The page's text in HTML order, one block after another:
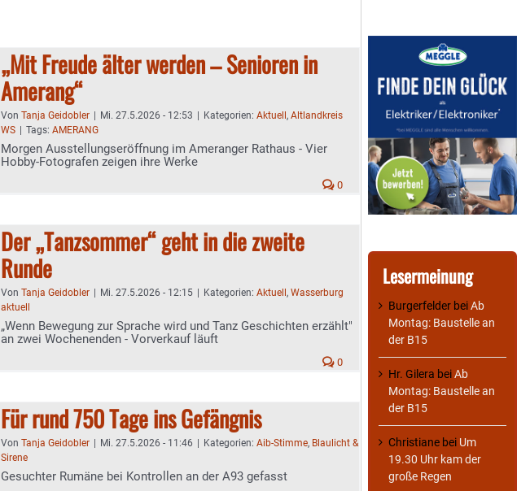
„Mit Freude älter werden – Senioren in
Amerang“
Von Tanja Geidobler Mi. 27.5.2026 - 12:53 Kategorien: Aktuell , Altlandkreis
WS
Tags: AMERANG
Morgen Ausstellungseröffnung im Ameranger Rathaus - Vier
Hobby-Fotografen zeigen ihre Werke
0
Der „Tanzsommer“ geht in die zweite
Runde
Von Tanja Geidobler Mi. 27.5.2026 - 12:15 Kategorien: Aktuell , Wasserburg
aktuell
„Wenn Bewegung zur Sprache wird und Tanz Geschichten erzählt"
an zwei Wochenenden - Vorverkauf läuft
0
Für rund 750 Tage ins Gefängnis
Von Tanja Geidobler Mi. 27.5.2026 - 11:46 Kategorien: Aib-Stimme, Blaulicht &
Sirene
Gesuchter Rumäne bei Kontrollen an der A93 gefasst
Lesermeinung
Burgerfelder beiAb
Montag: Baustelle an
der B15
Hr. Gilera beiAb
Montag: Baustelle an
der B15
Christiane bei Um
19.30 Uhr kam der
große Regen